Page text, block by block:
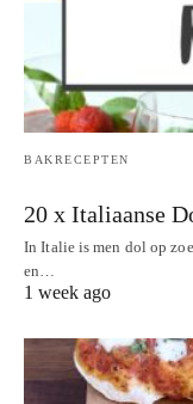
BAKRECEPTEN
20 x Italiaanse
In Italie is men dol op
en…
1 week ago